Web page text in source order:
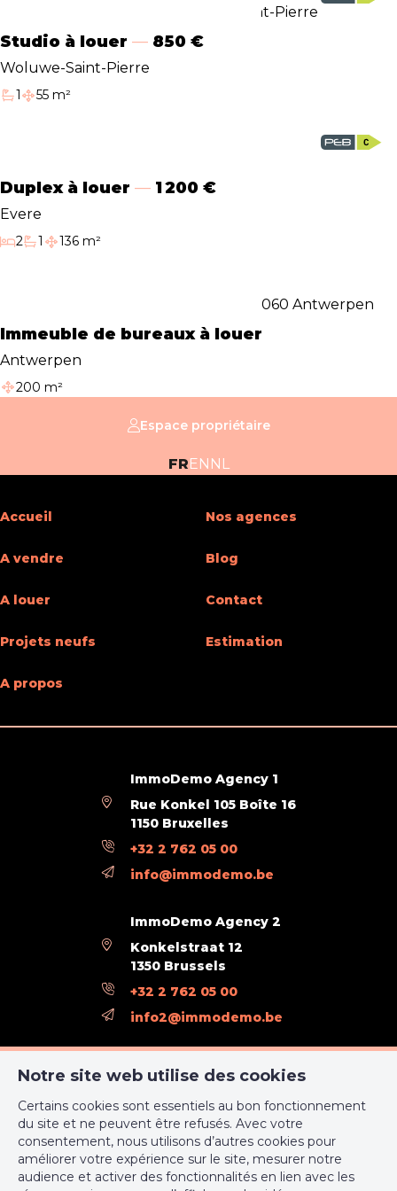
Studio à louer 850 €
Woluwe-Saint-Pierre
1
Salle de bain
55 m²
Surface habitable
Duplex à louer 1 200 €
Evere
2
Chambres
1
Salle de bain
136 m²
Surface habitable
Immeuble de bureaux à louer
Antwerpen
200 m²
Surface habitable
Notre site web utilise des cookies
Certains cookies sont essentiels au bon fonctionnement
du site et ne peuvent être refusés. Avec votre
consentement, nous utilisons d’autres cookies pour
améliorer votre expérience sur le site, mesurer notre
audience et activer des fonctionnalités en lien avec les
Espace propriétaire
FREN NL
Accueil
A vendre
A louer
Projets neufs
A propos
Nos agences
Blog
Contact
Estimation
ImmoDemo Agency 1
Rue Konkel 105 Boîte 16
1150 Bruxelles
+32 2 762 05 00
info@immodemo.be
ImmoDemo Agency 2
Konkelstraat 12
1350 Brussels
+32 2 762 05 00
info2@immodemo.be
1000 Bruxelles
+32 2 762 05 00
support@webulous.be